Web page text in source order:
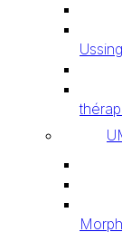
Ussing